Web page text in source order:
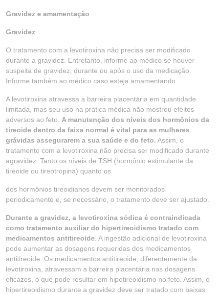
Gravidez e amamentação
Gravidez
O tratamento com a levotiroxina não precisa ser modificado
durante a gravidez. Entretanto, informe ao médico se houver
suspeita de gravidez, durante ou após o uso da medicação.
Informe também ao médico caso esteja amamentando.
A levotiroxina atravessa a barreira placentária em quantidade
limitada, mas seu uso na prática médica não mostrou efeitos
adversos ao feto. A manutenção dos níveis dos hormônios da
tireoide dentro da faixa normal é vital para as mulheres
grávidas assegurarem a sua saúde e do feto. Assim, o
tratamento com a levotiroxina não precisa ser modificado durante
agravidez. Tanto os níveis de TSH (hormônio estimulante da
tireoide ou tireotropina) quanto os
dos hormônios tireoidianos devem ser monitorados
periodicamente e, se necessário, o tratamento deve ser ajustado.
Durante a gravidez, a levotiroxina sódica é contraindicada
como tratamento auxiliar do hipertireoidismo tratado com
medicamentos antitireoide . A ingestão adicional de levotiroxina
pode aumentar as dosagens requeridas dos medicamentos
antitireoide. Os medicamentos antitireoide, diferentemente da
levotiroxina, atravessam a barreira placentária nas dosagens
eficazes, o que pode resultar em hipotireoidismo no feto. Assim, o
hipertireoidismo durante a gravidez deve ser tratado com baixas